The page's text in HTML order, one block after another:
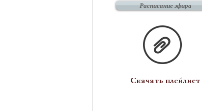
Расписание эфира
Скачать плейлист